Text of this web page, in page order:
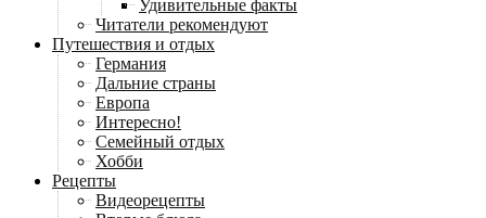
Удивительные факты
Читатели рекомендуют
Путешествия и отдых
Германия
Дальние страны
Европа
Интересно!
Семейный отдых
Хобби
Рецепты
Видеорецепты